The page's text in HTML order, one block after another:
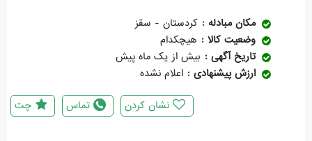
مکان مبادله
کردستان - سقز
وضعیت کالا
هیچکدام
تاریخ آگهی
بیش از یک ماه پیش
ارزش پیشنهادی
اعلام نشده
چت تماس نشان کردن